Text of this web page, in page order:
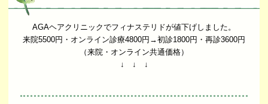
AGAヘアクリニックでフィナステリドが値下げしました。
来院5500円・オンライン診療4800円→初診1800円・再診3600円
（来院・オンライン共通価格）
↓ ↓ ↓